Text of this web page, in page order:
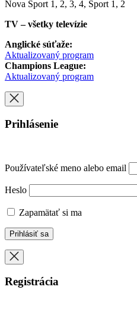
Nova Sport 1, 2, 3, 4, Sport 1, 2
TV – všetky televízie
Anglické súťaže:
Aktualizovaný program
Champions League:
Aktualizovaný program
Prihlásenie
Používateľské meno alebo email
Heslo
Zapamätať si ma
Registrácia